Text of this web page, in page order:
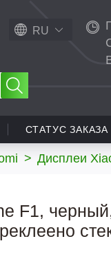
RU
СТАТУС ЗАКАЗА
> Дисплеи
F1,